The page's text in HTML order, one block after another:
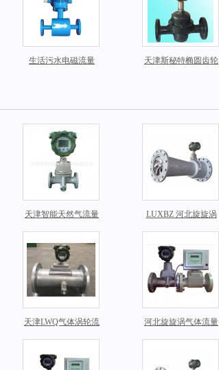
生活污水电磁流量
天津斯秘特椭圆齿轮
天津智能天然气流量
LUXBZ 河北旋旋涡
天津LWQ气体涡轮流
河北旋旋涡气体流量